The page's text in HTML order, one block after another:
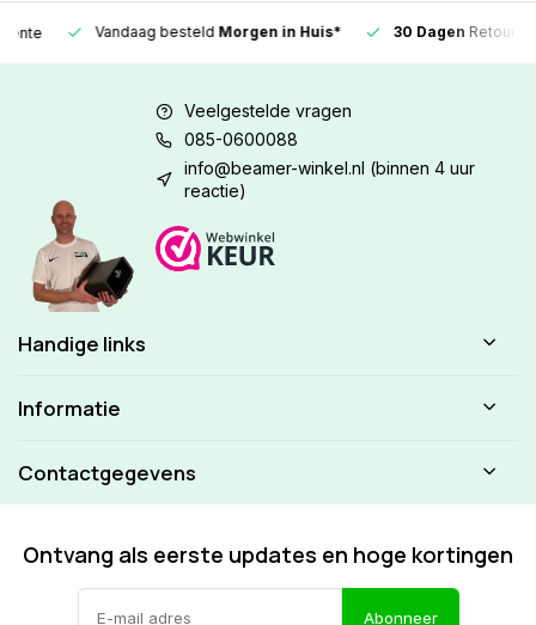
Vandaag besteldMorgen in Huis* 30 DagenRetour*
Veelgestelde vragen
085-0600088
info@beamer-winkel.nl (binnen 4 uur
reactie)
Handige links
Informatie
Contactgegevens
Ontvang als eerste updates en hoge kortingen
Abonneer